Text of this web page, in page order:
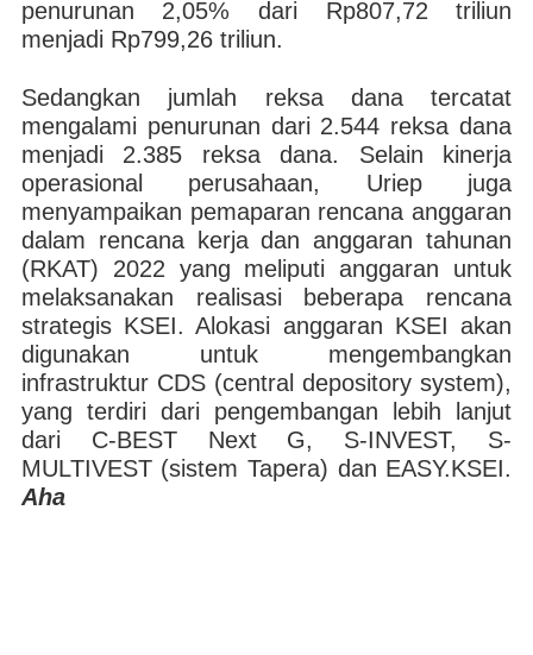
penurunan 2,05% dari Rp807,72 triliun
menjadi Rp799,26 triliun.
Sedangkan jumlah reksa dana tercatat
mengalami penurunan dari 2.544 reksa dana
menjadi 2.385 reksa dana. Selain kinerja
operasional perusahaan, Uriep juga
menyampaikan pemaparan rencana anggaran
dalam rencana kerja dan anggaran tahunan
(RKAT) 2022 yang meliputi anggaran untuk
melaksanakan realisasi beberapa rencana
strategis KSEI. Alokasi anggaran KSEI akan
digunakan untuk mengembangkan
infrastruktur CDS (central depository system),
yang terdiri dari pengembangan lebih lanjut
dari C-BEST Next G, S-INVEST, S-
MULTIVEST (sistem Tapera) dan EASY.KSEI.
Aha